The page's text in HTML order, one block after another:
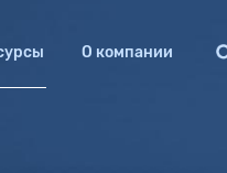
О компании